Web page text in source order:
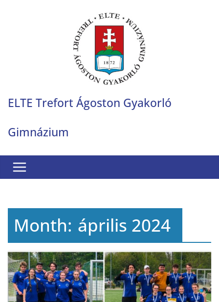
ELTE Trefort Ágoston Gyakorló
Gimnázium
Month: április 2024